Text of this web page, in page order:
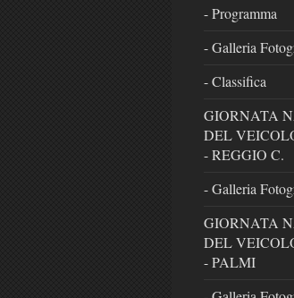
- Programma
- Galleria
- Classifica
GIORNATA
DEL
- REGGIO C.
- Galleria
GIORNATA
DEL
- PALMI